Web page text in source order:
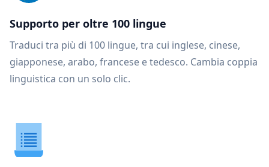
Supporto per oltre 100 lingue
Traduci tra più di 100 lingue, tra cui inglese, cinese,
giapponese, arabo, francese e tedesco. Cambia coppia
linguistica con un solo clic.